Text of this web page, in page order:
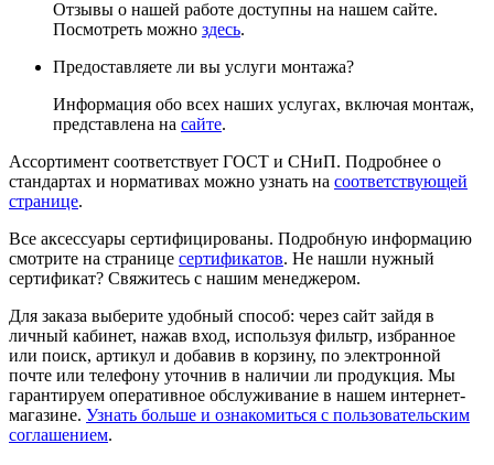
Отзывы о нашей работе доступны на нашем сайте.
Посмотреть можно здесь.
Предоставляете ли вы услуги монтажа?
Информация обо всех наших услугах, включая монтаж,
представлена на сайте.
Ассортимент соответствует ГОСТ и СНиП. Подробнее о
стандартах и нормативах можно узнать на соответствующей
странице.
Все аксессуары сертифицированы. Подробную информацию
смотрите на странице сертификатов. Не нашли нужный
сертификат? Свяжитесь с нашим менеджером.
Для заказа выберите удобный способ: через сайт зайдя в
личный кабинет, нажав вход, используя фильтр, избранное
или поиск, артикул и добавив в корзину, по электронной
почте или телефону уточнив в наличии ли продукция. Мы
гарантируем оперативное обслуживание в нашем интернет-
магазине. Узнать больше и ознакомиться с пользовательским
соглашением.